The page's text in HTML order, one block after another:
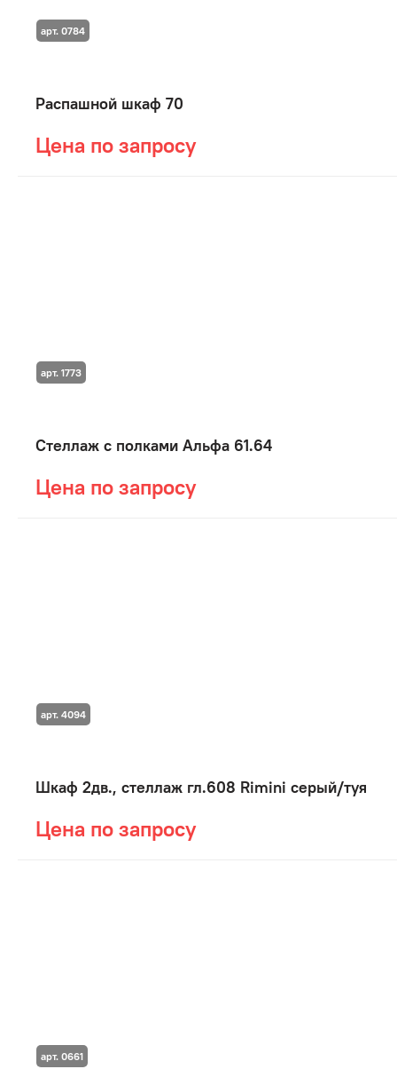
Распашной шкаф 70
Цена по запросу
арт. 0784
Стеллаж с полками Альфа 61.64
Цена по запросу
арт. 1773
Шкаф 2дв., стеллаж гл.608 Rimini серый/туя
Цена по запросу
арт. 4094
арт. 0661